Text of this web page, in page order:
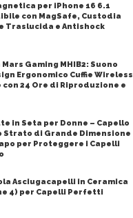
per iPhone 16 6.1
con MagSafe, Custodia
Traslucida e Antishock
Gaming MHIB2: Suono
Ergonomico Cuffie Wireless
24 Ore di Riproduzione e
in Seta per Donne – Capello
Strato di Grande Dimensione
per Proteggere i Capelli
Asciugacapelli in Ceramica
4) per Capelli Perfetti